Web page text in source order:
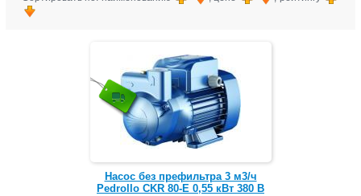
Насос без префильтра 3 м3/ч
Pedrollo CKR 80-E 0,55 кВт 380 В